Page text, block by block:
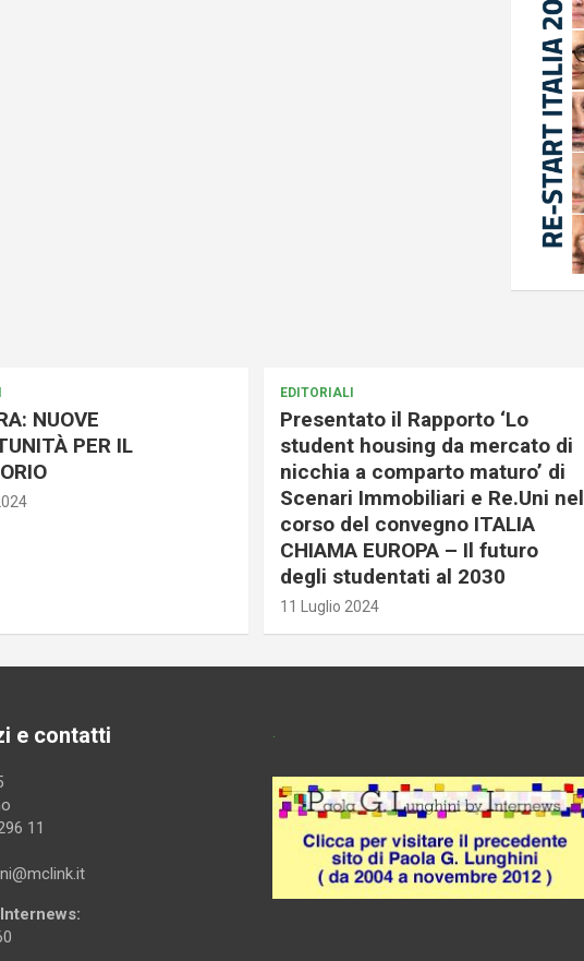
NUOVE
PER IL
EDITORIALI
Presentato il Rapporto ‘Lo
student housing da mercato di
nicchia a comparto maturo’ di
Scenari Immobiliari e Re.Uni nel
corso del convegno ITALIA
CHIAMA EUROPA – Il futuro
degli studentati al 2030
11 Luglio 2024
e contatti
11
.